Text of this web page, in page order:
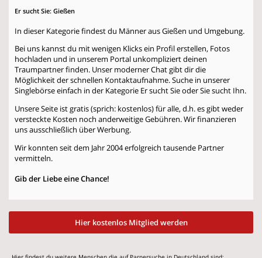
Er sucht Sie: Gießen
In dieser Kategorie findest du Männer aus Gießen und Umgebung.
Bei uns kannst du mit wenigen Klicks ein Profil erstellen, Fotos
hochladen und in unserem Portal unkompliziert deinen
Traumpartner finden. Unser moderner Chat gibt dir die
Möglichkeit der schnellen Kontaktaufnahme. Suche in unserer
Singlebörse einfach in der Kategorie Er sucht SieoderSie sucht Ihn.
Unsere Seite ist gratis (sprich: kostenlos) für alle, d.h. es gibt weder
versteckte Kosten noch anderweitige Gebühren. Wir finanzieren
uns ausschließlich über Werbung.
Wir konnten seit dem Jahr 2004 erfolgreich tausende Partner
vermitteln.
Gib der Liebe eine Chance!
Hier kostenlos Mitglied werden